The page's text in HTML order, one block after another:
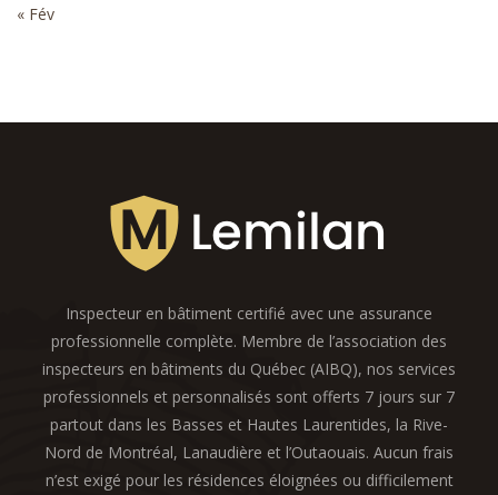
« Fév
Inspecteur en bâtiment certifié avec une assurance
professionnelle complète. Membre de l’association des
inspecteurs en bâtiments du Québec (AIBQ), nos services
professionnels et personnalisés sont offerts 7 jours sur 7
partout dans les Basses et Hautes Laurentides, la Rive-
Nord de Montréal, Lanaudière et l’Outaouais. Aucun frais
n’est exigé pour les résidences éloignées ou difficilement